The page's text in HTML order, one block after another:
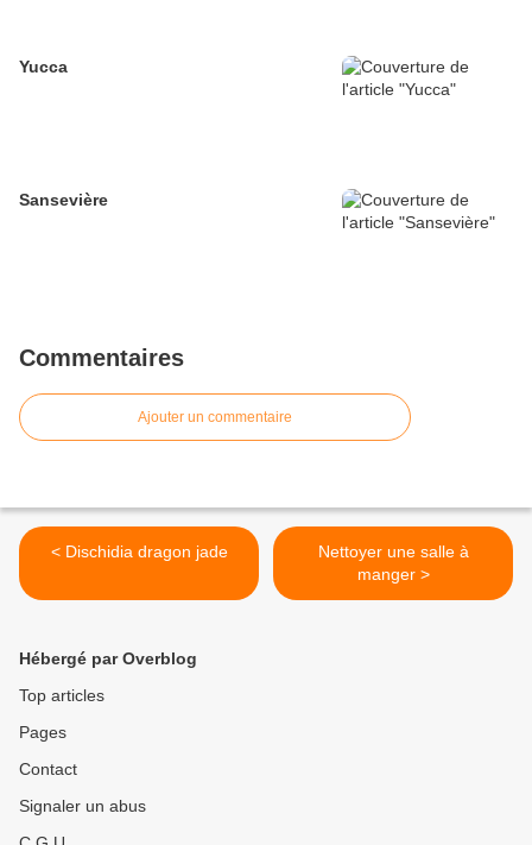
Yucca
Sansevière
Commentaires
Ajouter un commentaire
< Dischidia dragon jade
Nettoyer une salle à
manger >
Hébergé par Overblog
Top articles
Pages
Contact
Signaler un abus